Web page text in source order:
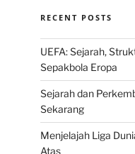
RECENT POSTS
UEFA: Sejarah,
Sepakbola Eropa
Sejarah dan
Sekarang
Menjelajah Liga
Atas